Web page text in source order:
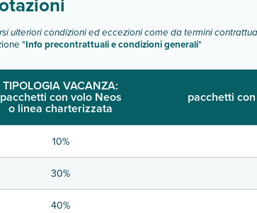
ulteriori condizioni ed eccezioni come da termini
"Info precontrattuali e condizioni generali"
TIPOLOGIA VACANZA:
pacchetti con volo Neos
o linea charterizzata
pacchetti
10%
30%
40%